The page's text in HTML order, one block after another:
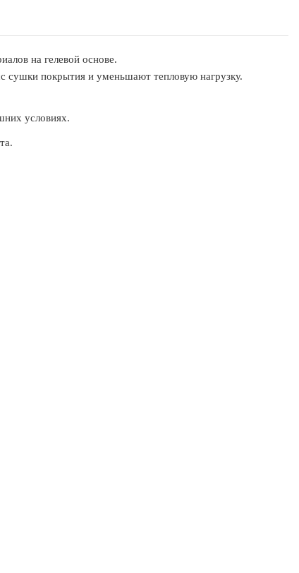
на гелевой основе.
сушки покрытия и уменьшают тепловую нагрузку.
условиях.